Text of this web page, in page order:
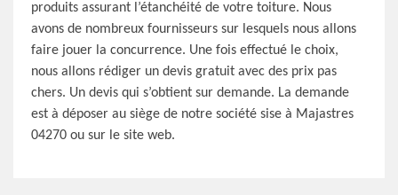
produits assurant l’étanchéité de votre toiture. Nous
avons de nombreux fournisseurs sur lesquels nous allons
faire jouer la concurrence. Une fois effectué le choix,
nous allons rédiger un devis gratuit avec des prix pas
chers. Un devis qui s’obtient sur demande. La demande
est à déposer au siège de notre société sise à Majastres
04270 ou sur le site web.